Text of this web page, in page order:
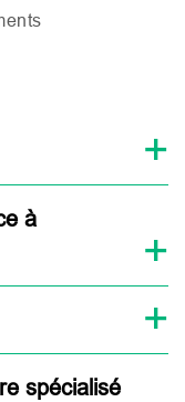
à
spécialisé